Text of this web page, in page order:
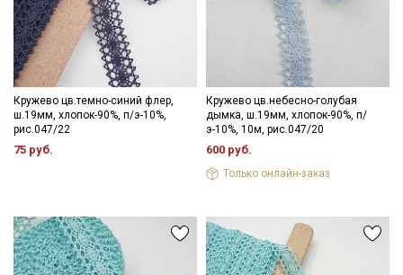
Кружево цв.темно-синий флер,
ш.19мм, хлопок-90%, п/э-10%,
рис.047/22
75 руб.
Кружево цв.небесно-голубая
дымка, ш.19мм, хлопок-90%, п/
э-10%, 10м, рис.047/20
600 руб.
Только онлайн-заказ
Даю Согласие на получение рекламных и
информационных рассылок